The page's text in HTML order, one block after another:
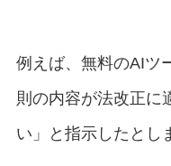
例えば、無料のAIツ
則の内容が法改正に
い」と指示したとし